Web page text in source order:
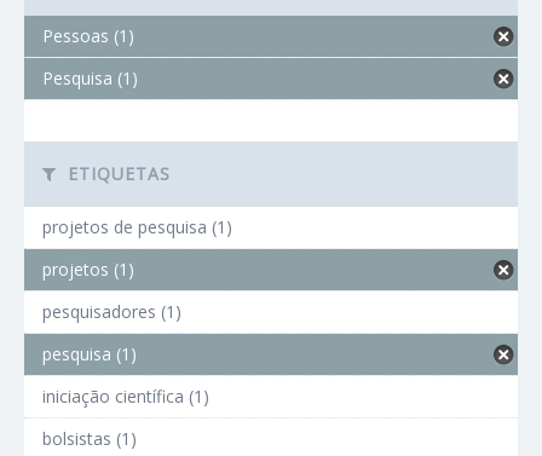
Pessoas (1)
Pesquisa (1)
ETIQUETAS
projetos de pesquisa (1)
projetos (1)
pesquisadores (1)
pesquisa (1)
iniciação científica (1)
bolsistas (1)